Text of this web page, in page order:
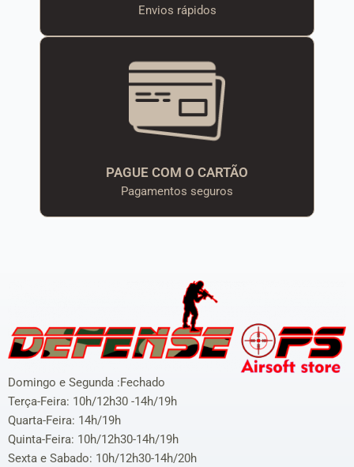
Envios rápidos
PAGUE COM O CARTÃO
Pagamentos seguros
Domingo e Segunda :Fechado
Terça-Feira: 10h/12h30 -14h/19h
Quarta-Feira: 14h/19h
Quinta-Feira: 10h/12h30-14h/19h
Sexta e Sabado: 10h/12h30-14h/20h